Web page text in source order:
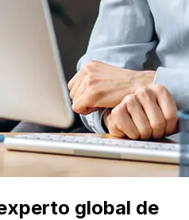
global de